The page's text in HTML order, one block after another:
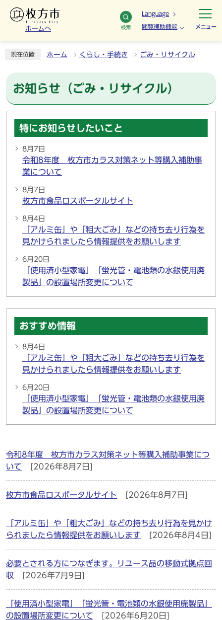
ホームへ 検索
Language
閲覧補助機能 メニュー
現在位置 ホーム くらし・手続き ごみ・リサイクル
お知らせ（ごみ・リサイクル）
特にお知らせしたいこと
8月7日
令和8年度 枚方市カラス対策ネット等購入補助事
業について
8月7日
枚方市食品ロスポータルサイト
8月4日
「アルミ缶」や「粗大ごみ」などの持ち去り行為を
見かけられましたら情報提供をお願いします
6月20日
「使用済小型家電」「蛍光管・電池類の水銀使用廃
製品」の設置場所変更について
おすすめ情報
8月4日
「アルミ缶」や「粗大ごみ」などの持ち去り行為を
見かけられましたら情報提供をお願いします
6月20日
「使用済小型家電」「蛍光管・電池類の水銀使用廃
製品」の設置場所変更について
令和8年度 枚方市カラス対策ネット等購入補助事業につ
いて
[2026年8月7日]
枚方市食品ロスポータルサイト [2026年8月7日]
「アルミ缶」や「粗大ごみ」などの持ち去り行為を見かけ
られましたら情報提供をお願いします
[2026年8月4日]
必要とされる方につなぎます。リユース品の移動式拠点回
収
[2026年7月9日]
「使用済小型家電」「蛍光管・電池類の水銀使用廃製品」
の設置場所変更について
[2026年6月20日]